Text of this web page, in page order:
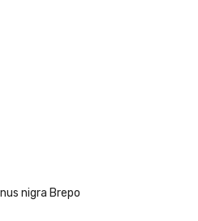
nigra Brepo